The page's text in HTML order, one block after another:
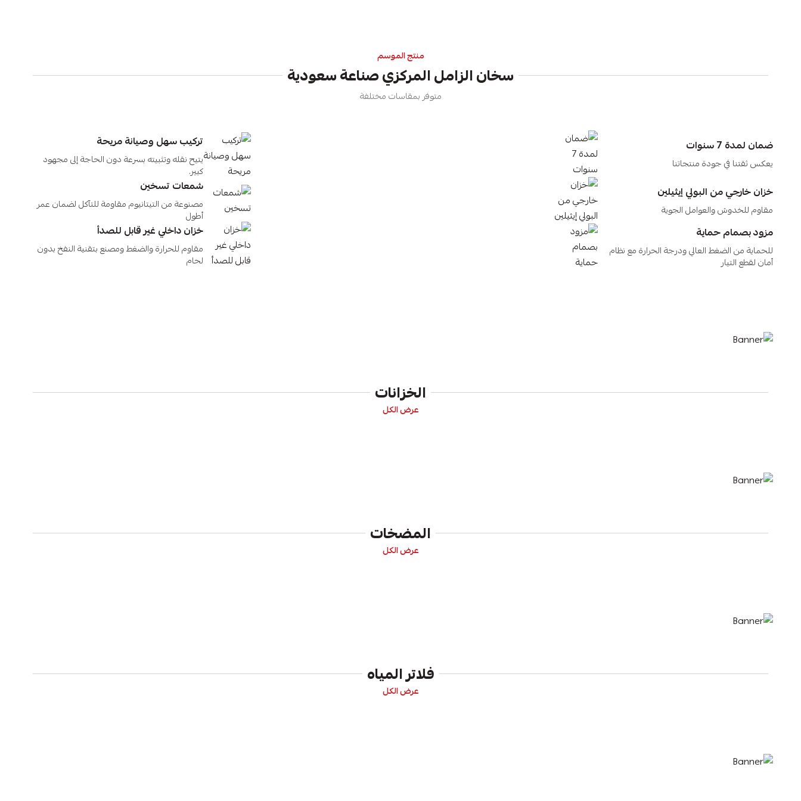
منتج الموسم
سخان الزامل المركزي صناعة سعودية
متوفر بمقاسات مختلفة
ضمان لمدة 7 سنوات
يعكس ثقتنا في جودة منتجاتنا
خزان خارجي من البولي إيثيلين
مقاوم للخدوش والعوامل الجوية
مزود بصمام حماية
للحماية من الضغط العالي ودرجة الحرارة مع نظام
أمان لقطع التيار
تركيب سهل وصيانة مريحة
يتيح نقله وتثبيته بسرعة دون الحاجة إلى مجهود
كبير.
شمعات تسخين
مصنوعة من التيتانيوم مقاومة للتآكل لضمان عمر
أطول
خزان داخلي غير قابل للصدأ
مقاوم للحرارة والضغط ومصنع بتقنية النفخ بدون
لحام
الخزانات
عرض الكل
المضخات
عرض الكل
فلاتر المياه
عرض الكل